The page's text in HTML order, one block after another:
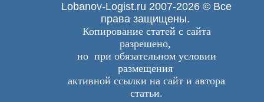
Lobanov-Logist.ru 2007-2026 © Все
права защищены.
Копирование статей с сайта
разрешено,
но при обязательном условии
размещения
активной ссылки на сайт и автора
статьи.